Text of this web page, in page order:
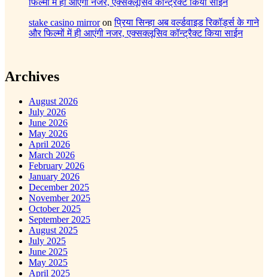
stake casino mirroronप्रिया सिन्हा अब वर्ल्डवाइड रिकॉर्ड्स के गाने
और फिल्मों में ही आएंगी नजर, एक्सक्लूसिव कॉन्ट्रैक्ट किया साईन
Archives
August 2026
July 2026
June 2026
May 2026
April 2026
March 2026
February 2026
January 2026
December 2025
November 2025
October 2025
September 2025
August 2025
July 2025
June 2025
May 2025
April 2025